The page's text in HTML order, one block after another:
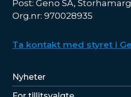
Post: Geno SA,
Org.nr: 970028935
Ta kontakt med styret i
Lenker
Nyheter